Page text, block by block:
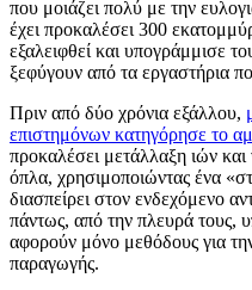
που μοιάζει πολύ με την
έχει προκαλέσει 300
εξαλειφθεί και υπογράμμισε
ξεφύγουν από τα εργαστήρια
Πριν από δύο χρόνια εξάλλου,
επιστημόνων κατηγόρησε το
προκαλέσει μετάλλαξη ιών και
όπλα, χρησιμοποιώντας ένα
διασπείρει στον ενδεχόμενο
πάντως, από την πλευρά τους,
αφορούν μόνο μεθόδους για
παραγωγής.